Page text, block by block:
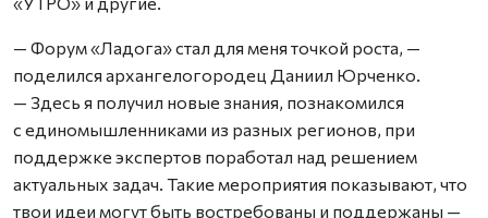
— Форум «Ладога» стал для меня точкой роста, —
поделился архангелогородец Даниил Юрченко.
— Здесь я получил новые знания, познакомился
с единомышленниками из разных регионов, при
поддержке экспертов поработал над решением
актуальных задач. Такие мероприятия показывают, что
твои идеи могут быть востребованы и поддержаны —